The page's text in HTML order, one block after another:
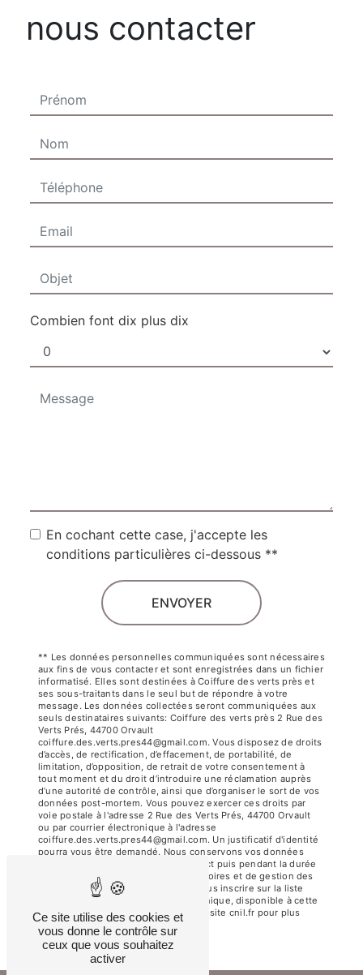
nous contacter
Combien font dix plus dix
En cochant cette case, j'accepte les
conditions particulières ci-dessous **
ENVOYER
** Les données personnelles communiquées sont nécessaires
aux fins de vous contacter et sont enregistrées dans un fichier
informatisé. Elles sont destinées à Coiffure des verts près et
ses sous-traitants dans le seul but de répondre à votre
message. Les données collectées seront communiquées aux
seuls destinataires suivants: Coiffure des verts près 2 Rue des
Verts Prés, 44700 Orvault
coiffure.des.verts.pres44@gmail.com. Vous disposez de droits
d’accès, de rectification, d’effacement, de portabilité, de
limitation, d’opposition, de retrait de votre consentement à
tout moment et du droit d’introduire une réclamation auprès
d’une autorité de contrôle, ainsi que d’organiser le sort de vos
données post-mortem. Vous pouvez exercer ces droits par
voie postale à l'adresse 2 Rue des Verts Prés, 44700 Orvault
ou par courrier électronique à l'adresse
coiffure.des.verts.pres44@gmail.com. Un justificatif d'identité
pourra vous être demandé. Nous conservons vos données
pendant la période de prise de contact puis pendant la durée
de prescription légale aux fins probatoires et de gestion des
contentieux. Vous avez le droit de vous inscrire sur la liste
d'opposition au démarchage téléphonique, disponible à cette
adresse: Bloctel.gouv.fr. Consultez le site cnil.fr pour plus
d’informations sur vos droits.
Ce site utilise des cookies et
vous donne le contrôle sur
ceux que vous souhaitez
activer